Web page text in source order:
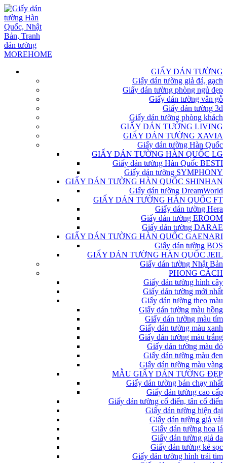
GIẤY DÁN TƯỜNG
Giấy dán tường giả đá, gạch
Giấy dán tường phòng ngủ đẹp
Giấy dán tường vân gỗ
Giấy dán tường 3d
Giấy dán tường phòng khách
GIẤY DÁN TƯỜNG LIVING
GIẤY DÁN TƯỜNG XAVIA
Giấy dán tường Hàn Quốc
GIẤY DÁN TƯỜNG HÀN QUỐC LG
Giấy dán tường Hàn Quốc BESTI
Giấy dán tường SYMPHONY
GIẤY DÁN TƯỜNG HÀN QUỐC SHINHAN
Giấy dán tường DreamWorld
GIẤY DÁN TƯỜNG HÀN QUỐC FT
Giấy dán tường Hera
Giấy dán tường EROOM
Giấy dán tường DARAE
GIẤY DÁN TƯỜNG HÀN QUỐC GAENARI
Giấy dán tường BOS
GIẤY DÁN TƯỜNG HÀN QUỐC JEIL
Giấy dán tường Nhật Bản
PHONG CÁCH
Giấy dán tường hình cây
Giấy dán tường mới nhất
Giấy dán tường theo màu
Giấy dán tường màu hồng
Giấy dán tường màu tím
Giấy dán tường màu xanh
Giấy dán tường màu trắng
Giấy dán tường màu đỏ
Giấy dán tường màu đen
Giấy dán tường màu vàng
MẪU GIẤY DÁN TƯỜNG ĐẸP
Giấy dán tường bán chạy nhất
Giấy dán tường cao cấp
Giấy dán tường cổ điển, tân cổ điển
Giấy dán tường hiện đại
Giấy dán tường giả vải
Giấy dán tường hoa lá
Giấy dán tường giả da
Giấy dán tường kẻ sọc
Giấy dán tường hình trái tim